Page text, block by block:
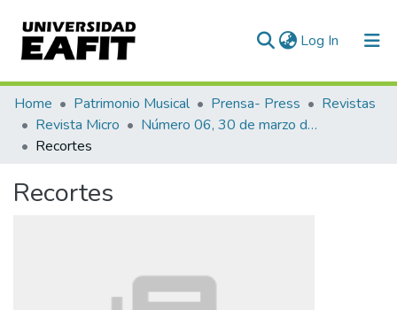
Log In (current)
Communities & Collections
All of DSpace
Home Patrimonio Musical Prensa- Press
Revistas
Revista Micro
Número 06, 30 de marzo de 1940
Recortes
Recortes